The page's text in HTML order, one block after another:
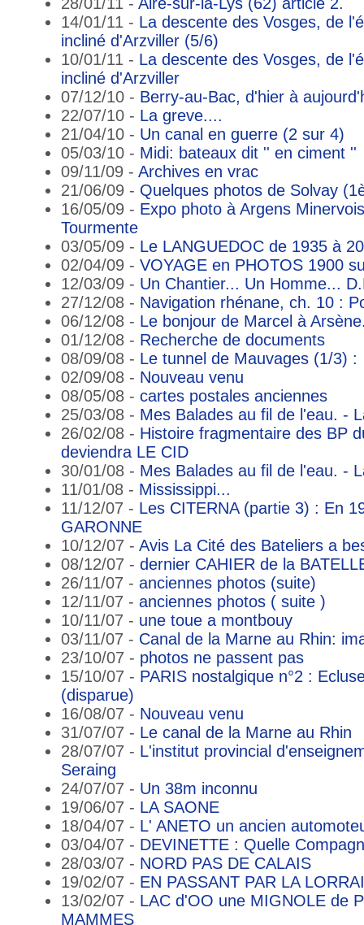
28/01/11 - Aire-sur-la-Lys (62) article 2.
14/01/11 - La descente des Vosges, de
incliné d'Arzviller (5/6)
10/01/11 - La descente des Vosges, de
incliné d'Arzviller
07/12/10 - Berry-au-Bac, d'hier à
22/07/10 - La greve....
21/04/10 - Un canal en guerre (2 sur 4)
05/03/10 - Midi: bateaux dit '' en ciment ''
09/11/09 - Archives en vrac
21/06/09 - Quelques photos de Solvay
16/05/09 - Expo photo à Argens
Tourmente
03/05/09 - Le LANGUEDOC de 1935 à
02/04/09 - VOYAGE en PHOTOS 1900
12/03/09 - Un Chantier... Un Homme...
27/12/08 - Navigation rhénane, ch. 10 :
06/12/08 - Le bonjour de Marcel à
01/12/08 - Recherche de documents
08/09/08 - Le tunnel de Mauvages (1/3) :
02/09/08 - Nouveau venu
08/05/08 - cartes postales anciennes
25/03/08 - Mes Balades au fil de l'eau. -
26/02/08 - Histoire fragmentaire des BP
deviendra LE CID
30/01/08 - Mes Balades au fil de l'eau. -
11/01/08 - Mississippi...
11/12/07 - Les CITERNA (partie 3) : En
GARONNE
10/12/07 - Avis La Cité des Bateliers a
08/12/07 - dernier CAHIER de la
26/11/07 - anciennes photos (suite)
12/11/07 - anciennes photos ( suite )
10/11/07 - une toue a montbouy
03/11/07 - Canal de la Marne au Rhin:
23/10/07 - photos ne passent pas
15/10/07 - PARIS nostalgique n°2 :
(disparue)
16/08/07 - Nouveau venu
31/07/07 - Le canal de la Marne au Rhin
28/07/07 - L'institut provincial
Seraing
24/07/07 - Un 38m inconnu
19/06/07 - LA SAONE
18/04/07 - L' ANETO un ancien
03/04/07 - DEVINETTE : Quelle
28/03/07 - NORD PAS DE CALAIS
19/02/07 - EN PASSANT PAR LA
13/02/07 - LAC d'OO une MIGNOLE de
MAMMES